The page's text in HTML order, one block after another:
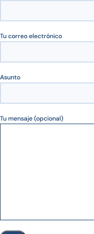
Tu correo electrónico
Asunto
Tu mensaje (opcional)